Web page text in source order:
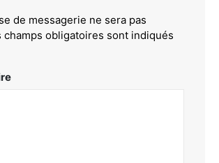
de messagerie ne sera pas
champs obligatoires sont indiqués